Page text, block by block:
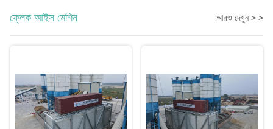
ফ্লেক আইস মেশিন আরও দেখুন > >